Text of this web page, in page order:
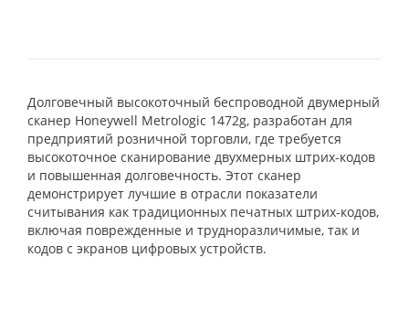
Долговечный высокоточный беспроводной двумерный
сканер Honeywell Metrologic 1472g, разработан для
предприятий розничной торговли, где требуется
высокоточное сканирование двухмерных штрих-кодов
и повышенная долговечность. Этот сканер
демонстрирует лучшие в отрасли показатели
считывания как традиционных печатных штрих-кодов,
включая поврежденные и трудноразличимые, так и
кодов с экранов цифровых устройств.